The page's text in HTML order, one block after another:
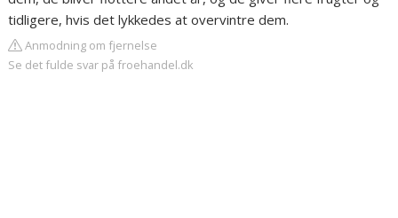
tidligere, hvis det lykkedes at overvintre dem.
Anmodning om fjernelse
Se det fulde svar på froehandel.dk